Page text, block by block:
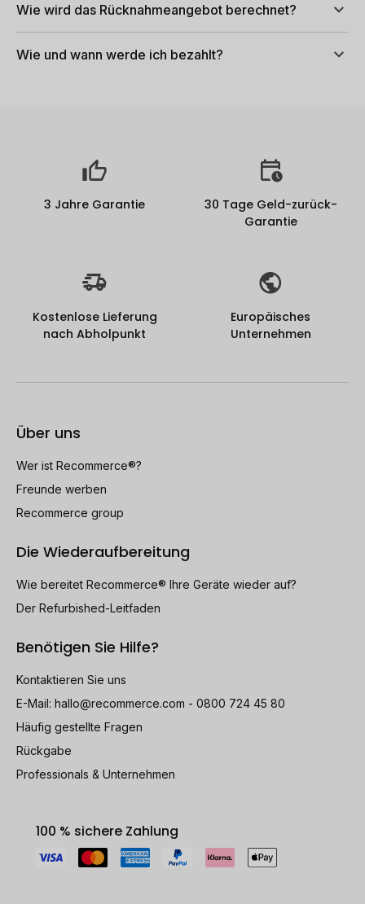
Wie wird das Rücknahmeangebot berechnet?
Wie und wann werde ich bezahlt?
3 Jahre Garantie
30 Tage Geld-zurück-
Garantie
Kostenlose Lieferung
nach Abholpunkt
Europäisches
Unternehmen
Über uns
Wer ist Recommerce®?
Freunde werben
Recommerce group
Die Wiederaufbereitung
Wie bereitet Recommerce® Ihre Geräte wieder auf?
Der Refurbished-Leitfaden
Benötigen Sie Hilfe?
Kontaktieren Sie uns
E-Mail: hallo@recommerce.com - 0800 724 45 80
Häufig gestellte Fragen
Rückgabe
Professionals & Unternehmen
100 % sichere Zahlung